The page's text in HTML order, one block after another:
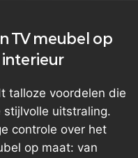
TV meubel op
interieur
talloze voordelen die
uitstraling.
controle over het
op maat: van